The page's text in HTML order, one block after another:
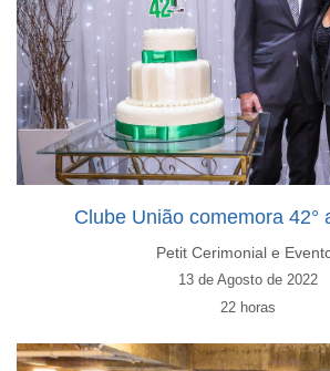
Clube União comemora 42°
Petit Cerimonial e
13 de Agosto de 2022
22 horas